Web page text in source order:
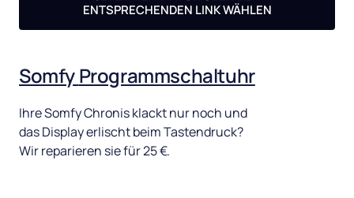
ENTSPRECHENDEN LINK WÄHLEN
Somfy Programmschaltuhr
Ihre Somfy Chronis klackt nur noch und
das Display erlischt beim Tastendruck?
Wir reparieren sie für 25 €.